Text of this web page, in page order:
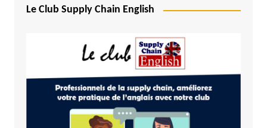
Le Club Supply Chain English